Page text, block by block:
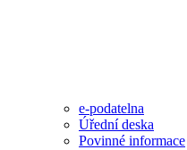
e-podatelna
Úřední deska
Povinné informace